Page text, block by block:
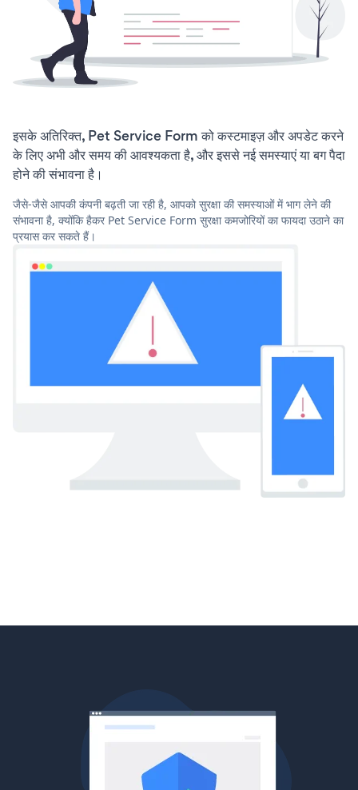
इसके अतिरिक्त, Pet Service Form को कस्टमाइज़ और अपडेट करने
के लिए अभी और समय की आवश्यकता है, और इससे नई समस्याएं या बग पैदा
होने की संभावना है।
जैसे-जैसे आपकी कंपनी बढ़ती जा रही है, आपको सुरक्षा की समस्याओं में भाग लेने की
संभावना है, क्योंकि हैकर Pet Service Form सुरक्षा कमजोरियों का फायदा उठाने का
प्रयास कर सकते हैं।